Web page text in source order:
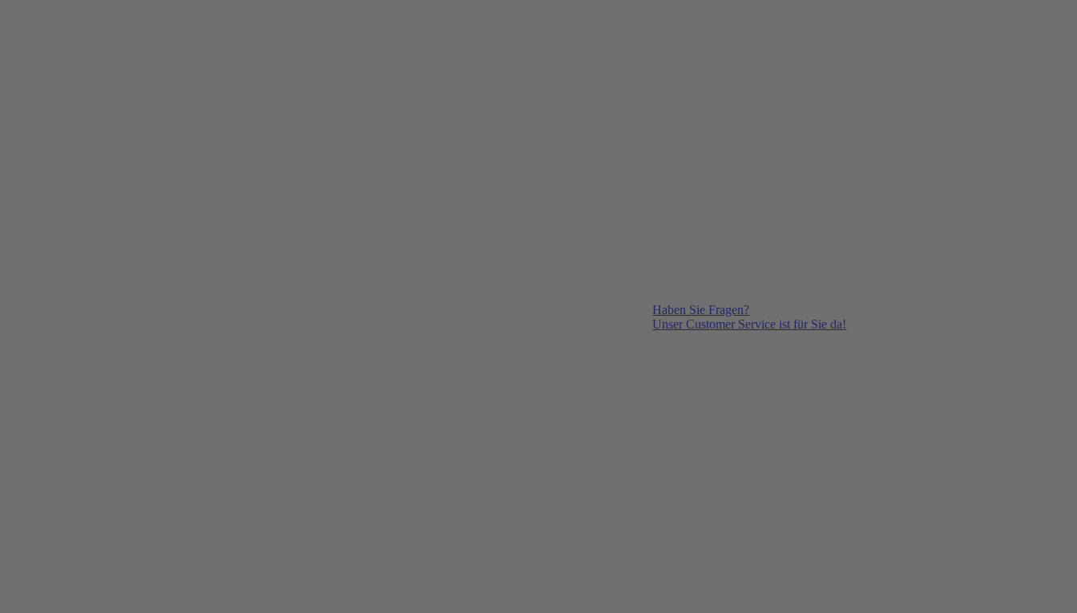
Haben Sie Fragen?
Unser Customer Service ist für Sie da!